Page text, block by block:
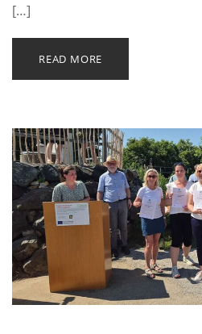
[…]
READ MORE